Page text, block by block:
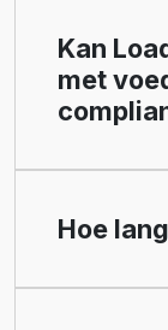
Kan
met
Hoe